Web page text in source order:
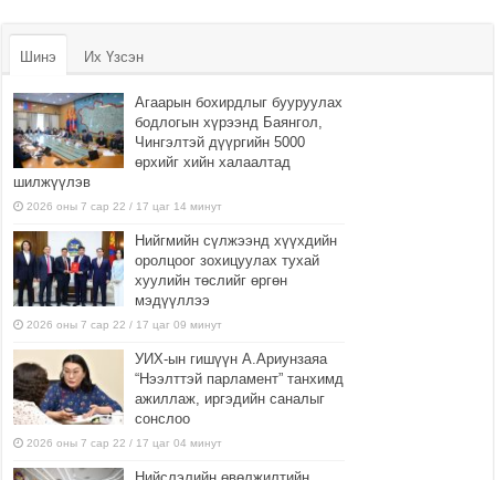
Шинэ Их Үзсэн
Агаарын бохирдлыг бууруулах
бодлогын хүрээнд Баянгол,
Чингэлтэй дүүргийн 5000
өрхийг хийн халаалтад
шилжүүлэв
2026 оны 7 сар 22 / 17 цаг 14 минут
Нийгмийн сүлжээнд хүүхдийн
оролцоог зохицуулах тухай
хуулийн төслийг өргөн
мэдүүллээ
2026 оны 7 сар 22 / 17 цаг 09 минут
УИХ-ын гишүүн А.Ариунзаяа
“Нээлттэй парламент” танхимд
ажиллаж, иргэдийн саналыг
сонслоо
2026 оны 7 сар 22 / 17 цаг 04 минут